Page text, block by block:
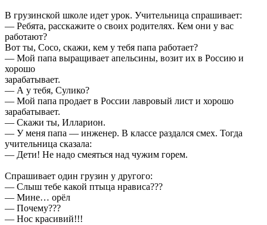
В грузинской школе идет урок. Учительница спрашивает:
— Ребята, расскажите о своих родителях. Кем они у вас
работают?
Вот ты, Сосо, скажи, кем у тебя папа работает?
— Мой папа выращивает апельсины, возит их в Россию и
хорошо
зарабатывает.
— А у тебя, Сулико?
— Мой папа продает в России лавровый лист и хорошо
зарабатывает.
— Скажи ты, Илларион.
— У меня папа — инженер. В классе раздался смех. Тогда
учительница сказала:
— Дети! Не надо смеяться над чужим горем.
Спрашивает один грузин у другого:
— Слыш тебе какой птыца нрависа???
— Мине… орёл
— Почему???
— Нос красивий!!!